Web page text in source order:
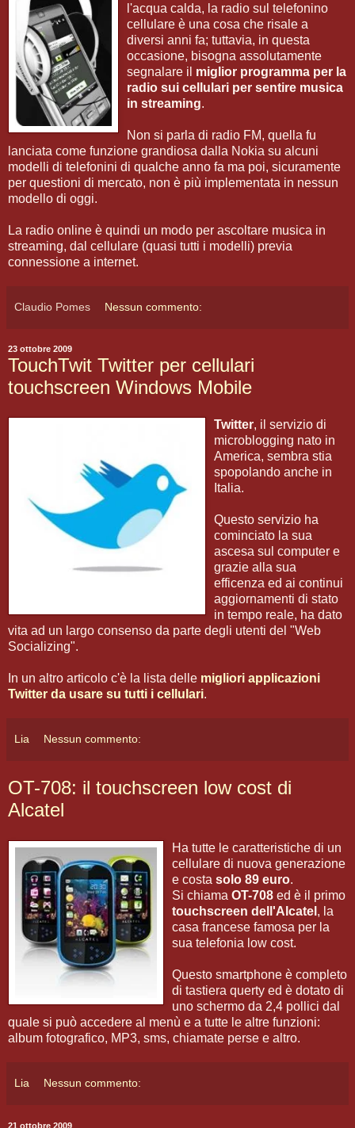
l'acqua calda, la radio sul telefonino
cellulare è una cosa che risale a
diversi anni fa; tuttavia, in questa
occasione, bisogna assolutamente
segnalare il miglior programma per la
radio sui cellulari per sentire musica
in streaming.
Non si parla di radio FM, quella fu
lanciata come funzione grandiosa dalla Nokia su alcuni
modelli di telefonini di qualche anno fa ma poi, sicuramente
per questioni di mercato, non è più implementata in nessun
modello di oggi.
La radio online è quindi un modo per ascoltare musica in
streaming, dal cellulare (quasi tutti i modelli) previa
connessione a internet.
Claudio Pomes Nessun commento:
23 ottobre 2009
TouchTwit Twitter per cellulari
touchscreen Windows Mobile
Twitter, il servizio di
microblogging nato in
America, sembra stia
spopolando anche in
Italia.
Questo servizio ha
cominciato la sua
ascesa sul computer e
grazie alla sua
efficenza ed ai continui
aggiornamenti di stato
in tempo reale, ha dato
vita ad un largo consenso da parte degli utenti del "Web
Socializing".
In un altro articolo c'è la lista delle migliori applicazioni
Twitter da usare su tutti i cellulari.
Lia Nessun commento:
OT-708: il touchscreen low cost di
Alcatel
Ha tutte le caratteristiche di un
cellulare di nuova generazione
e costa solo 89 euro.
Si chiama OT-708 ed è il primo
touchscreen dell'Alcatel , la
casa francese famosa per la
sua telefonia low cost.
Questo smartphone è completo
di tastiera querty ed è dotato di
uno schermo da 2,4 pollici dal
quale si può accedere al menù e a tutte le altre funzioni:
album fotografico, MP3, sms, chiamate perse e altro.
Lia Nessun commento:
21 ottobre 2009